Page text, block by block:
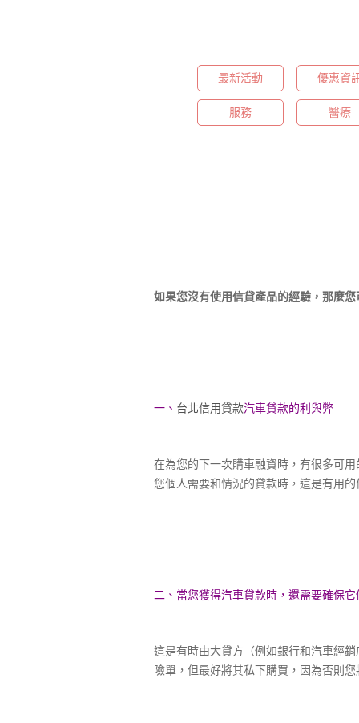
最新活動 優惠資
服務 醫療
如果您沒有使用信貸產品的經驗，那麼
一、 台北信用貸款汽車貸款的利與弊
在為您的下一次購車融資時，有很多可
您個人需要和情況的貸款時，這是有用的
二、當您獲得汽車貸款時，還需要確保
這是有時由大貸方（例如銀行和汽車經
險單，但最好將其私下購買，因為否則